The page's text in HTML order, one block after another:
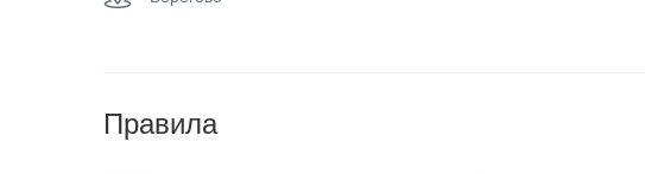
Правила